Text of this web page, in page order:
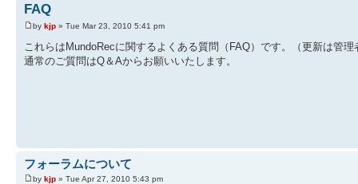
FAQ
by kjp » Tue Mar 23, 2010 5:41 pm
これらはMundoRecに関するよくある質問（FAQ）です。（更新は管
通常のご質問はQ＆Aからお願いいたします。
フォーラムについて
by kjp » Tue Apr 27, 2010 5:43 pm